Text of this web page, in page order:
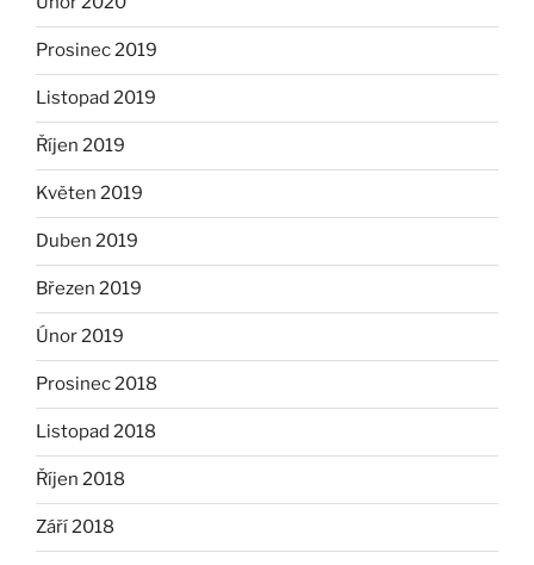
Prosinec 2019
Listopad 2019
Říjen 2019
Květen 2019
Duben 2019
Březen 2019
Únor 2019
Prosinec 2018
Listopad 2018
Říjen 2018
Září 2018